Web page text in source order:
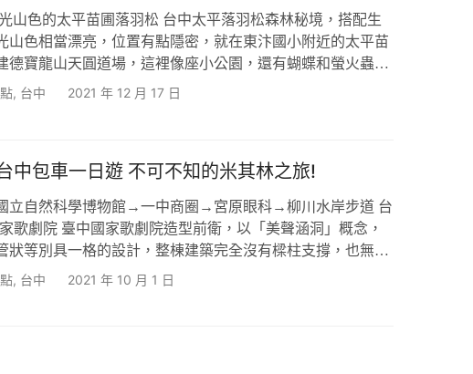
山色的太平苗圃落羽松 台中太平落羽松森林秘境，搭配生
山色相當漂亮，位置有點隱密，就在東汴國小附近的太平苗
德寶龍山天圓道場，這裡像座小公園，還有蝴蝶和螢火蟲復
以來散散步拍拍照，附近的大湖桶是太平枇杷的產地哦! 太
, 台中 2021 年 12 月 17 日
中包車一日遊 不可不知的米其林之旅!
立自然科學博物館→一中商圈→宮原眼科→柳川水岸步道 台
歌劇院 臺中國家歌劇院造型前衛，以「美聲涵洞」概念，
狀等別具一格的設計，整棟建築完全沒有樑柱支撐，也無一
了一般建築物的概念。 位於臺中市西屯區七期重劃區，是一
, 台中 2021 年 10 月 1 日